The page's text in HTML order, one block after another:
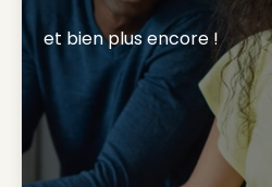
et bien plus encore !